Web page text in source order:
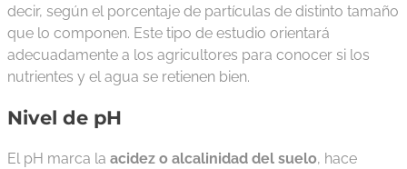
decir, según el porcentaje de partículas de distinto tamaño
que lo componen. Este tipo de estudio orientará
adecuadamente a los agricultores para conocer si los
nutrientes y el agua se retienen bien.
Nivel de pH
El pH marca la acidez o alcalinidad del suelo, hace